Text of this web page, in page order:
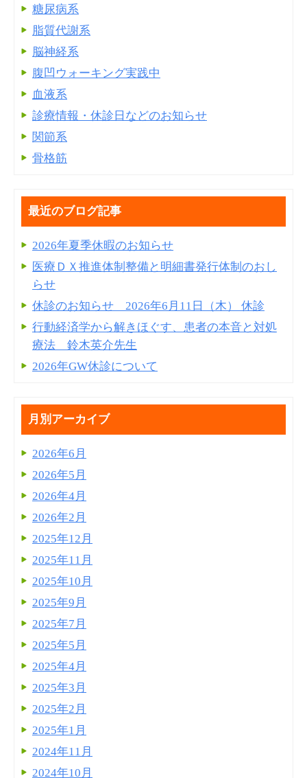
糖尿病系
脂質代謝系
脳神経系
腹凹ウォーキング実践中
血液系
診療情報・休診日などのお知らせ
関節系
骨格筋
最近のブログ記事
2026年夏季休暇のお知らせ
医療ＤＸ推進体制整備と明細書発⾏体制のおし
らせ
休診のお知らせ 2026年6月11日（木） 休診
行動経済学から解きほぐす、患者の本音と対処
療法 鈴木英介先生
2026年GW休診について
月別アーカイブ
2026年6月
2026年5月
2026年4月
2026年2月
2025年12月
2025年11月
2025年10月
2025年9月
2025年7月
2025年5月
2025年4月
2025年3月
2025年2月
2025年1月
2024年11月
2024年10月